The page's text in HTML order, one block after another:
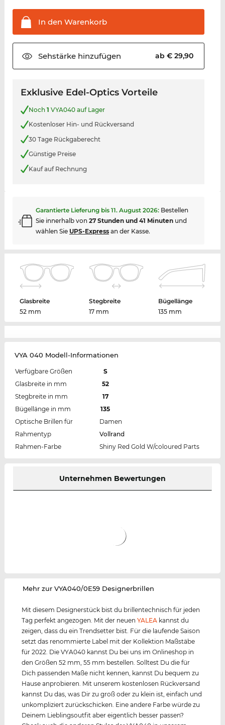
In den Warenkorb
Sehstärkehinzufügen ab € 29,90
Exklusive Edel-Optics Vorteile
Noch 1 VYA040 auf Lager
Kostenloser Hin- und Rückversand
30 Tage Rückgaberecht
Günstige Preise
Kauf auf Rechnung
Garantierte Lieferung bis 11. August 2026: Bestellen
Sie innerhalb von 27 Stunden und 41 Minutenund
wählen Sie UPS-Expressan der Kasse.
Glasbreite
52 mm
Stegbreite
17 mm
Bügellänge
135 mm
VYA 040 Modell-Informationen
Verfügbare Größen
S
Glasbreite in mm
52
Stegbreite in mm
17
Bügellänge in mm
135
Optische Brillen für
Damen
Rahmentyp
Vollrand
Rahmen-Farbe
Shiny Red Gold W/coloured Parts
Unternehmen Bewertungen
‌Mehr zur VYA040/0E59 Designerbrillen
Mit diesem Designerstück bist du brillentechnisch für jeden
Tag perfekt angezogen. Mit der neuenYALEA kannst du
zeigen, dass du ein Trendsetter bist. Für die laufende Saison
setzt das renommierte Label mit der Kollektion Maßstäbe
für 2022. Die VYA040 kannst Du bei uns im Onlineshop in
den Größen 52 mm, 55 mm bestellen. Solltest Du die für
Dich passenden Maße nicht kennen, kannst Du bequem zu
Hause anprobieren. Mit unserem kostenlosen Rückversand
kannst Du das, was Dir zu groß oder zu klein ist, einfach und
unkompliziert zurückschicken. Eine andere Farbe würde zu
Deinem Lieblingsoutfit aber eigentlich besser passen?